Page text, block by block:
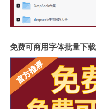
免费可商用字体批量下载